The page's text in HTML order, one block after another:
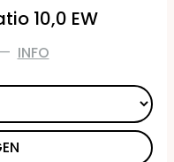
10,0 EW
— INFO